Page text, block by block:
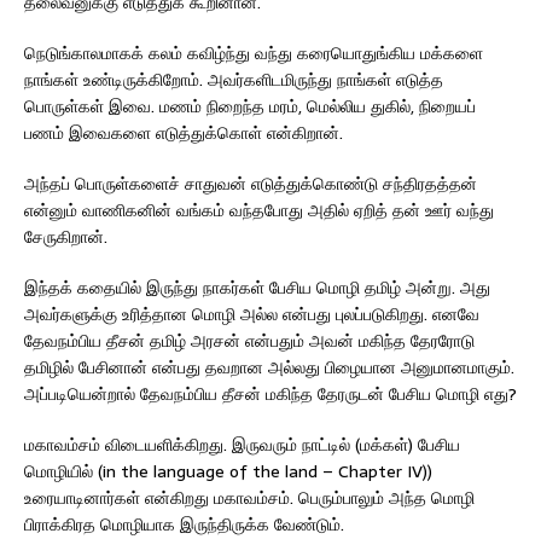
நெடுங்காலமாகக் கலம் கவிழ்ந்து வந்து கரையொதுங்கிய மக்களை
நாங்கள் உண்டிருக்கிறோம். அவர்களிடமிருந்து நாங்கள் எடுத்த
பொருள்கள் இவை. மணம் நிறைந்த மரம், மெல்லிய துகில், நிறையப்
பணம் இவைகளை எடுத்துக்கொள் என்கிறான்.
அந்தப் பொருள்களைச் சாதுவன் எடுத்துக்கொண்டு சந்திரதத்தன்
என்னும் வாணிகனின் வங்கம் வந்தபோது அதில் ஏறித் தன் ஊர் வந்து
சேருகிறான்.
இந்தக் கதையில் இருந்து நாகர்கள் பேசிய மொழி தமிழ் அன்று. அது
அவர்களுக்கு உரித்தான மொழி அல்ல என்பது புலப்படுகிறது. எனவே
தேவநம்பிய தீசன் தமிழ் அரசன் என்பதும் அவன் மகிந்த தேரரோடு
தமிழில் பேசினான் என்பது தவறான அல்லது பிழையான அனுமானமாகும்.
அப்படியென்றால் தேவநம்பிய தீசன் மகிந்த தேரருடன் பேசிய மொழி எது?
மகாவம்சம் விடையளிக்கிறது. இருவரும் நாட்டில் (மக்கள்) பேசிய
மொழியில் (in the language of the land – Chapter IV))
உரையாடினார்கள் என்கிறது மகாவம்சம். பெரும்பாலும் அந்த மொழி
பிராக்கிரத மொழியாக இருந்திருக்க வேண்டும்.